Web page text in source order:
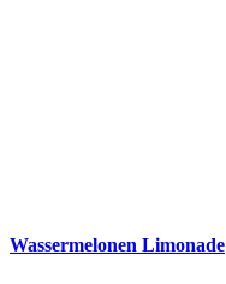
Wassermelonen Limonade